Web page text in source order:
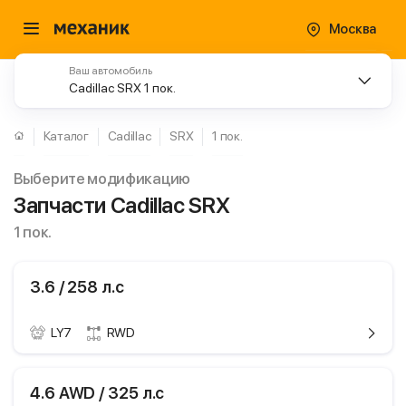
Москва
Ваш автомобиль
Cadillac SRX 1 пок.
Каталог Cadillac SRX 1 пок.
Выберите модификацию
Запчасти Cadillac SRX
1 пок.
3.6 / 258 л.с
LY7 RWD
Cadillac SRX
4.6 AWD / 325 л.с